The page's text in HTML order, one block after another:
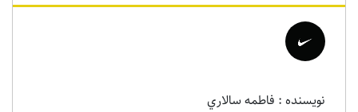
نویسنده : فاطمه سالاري